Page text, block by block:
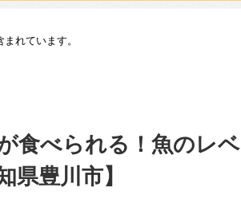
れています。
食べられる！魚のレベ
県豊川市】